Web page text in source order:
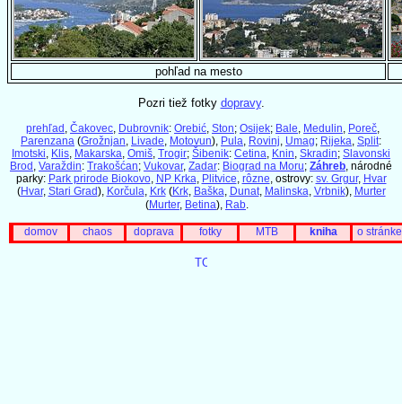
pohľad na mesto
Pozri tiež fotky dopravy.
prehľad , Čakovec, Dubrovnik: Orebić, Ston; Osijek; Bale, Medulin, Poreč,
Parenzana (Grožnjan, Livade, Motovun), Pula, Rovinj, Umag; Rijeka, Split:
Imotski, Klis, Makarska, Omiš, Trogir; Šibenik: Cetina, Knin, Skradin; Slavonski
Brod , Varaždin: Trakošćan; Vukovar, Zadar: Biograd na Moru; Záhreb, národné
parky: Park prirode Biokovo, NP Krka, Plitvice, rôzne, ostrovy: sv. Grgur, Hvar
(Hvar, Stari Grad), Korčula, Krk(Krk, Baška, Dunat, Malinska, Vrbnik), Murter
(Murter, Betina), Rab.
domov chaos doprava fotky MTB kniha o stránke